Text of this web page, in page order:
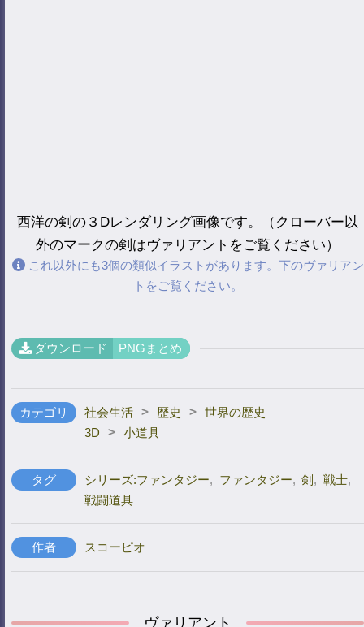
西洋の剣の３Dレンダリング画像です。（クローバー以
外のマークの剣はヴァリアントをご覧ください）
これ以外にも3個の類似イラストがあります。下のヴァリアン
トをご覧ください。
ダウンロード PNGまとめ
カテゴリ 社会生活 > 歴史 > 世界の歴史
3D
> 小道具
タグ シリーズ:ファンタジー, ファンタジー, 剣 , 戦士,
戦闘道具
作者 スコーピオ
ヴァリアント